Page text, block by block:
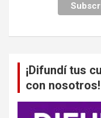
¡Difundí tus
con nosotros!